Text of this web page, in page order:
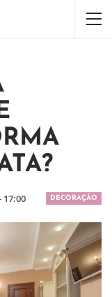
DECORAÇÃO
17:00